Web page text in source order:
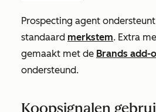
Prospecting agent
standaard merkstem. Extra
gemaakt met de Brands add-
ondersteund.
Koopsignalen